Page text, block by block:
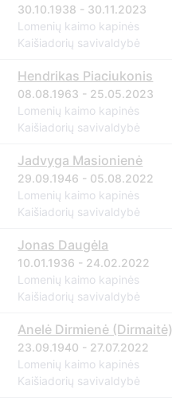
30.10.1938 - 30.11.2023
Lomenių kaimo kapinės
Kaišiadorių savivaldybė
Hendrikas Piaciukonis
08.08.1963 - 25.05.2023
Lomenių kaimo kapinės
Kaišiadorių savivaldybė
Jadvyga Masionienė
29.09.1946 - 05.08.2022
Lomenių kaimo kapinės
Kaišiadorių savivaldybė
Jonas Daugėla
10.01.1936 - 24.02.2022
Lomenių kaimo kapinės
Kaišiadorių savivaldybė
Anelė Dirmienė (Dirmaitė)
23.09.1940 - 27.07.2022
Lomenių kaimo kapinės
Kaišiadorių savivaldybė